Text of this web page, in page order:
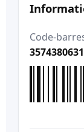
Code-